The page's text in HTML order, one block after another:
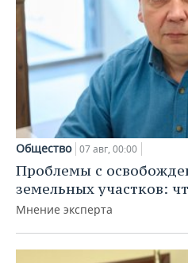
Общество 07 авг, 00:00
Проблемы с
земельных участков:
Мнение эксперта